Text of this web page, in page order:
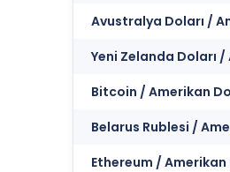
Avustralya Doları /
Yeni Zelanda Doları
Bitcoin / Amerikan
Belarus Rublesi /
Ethereum / Amerikan